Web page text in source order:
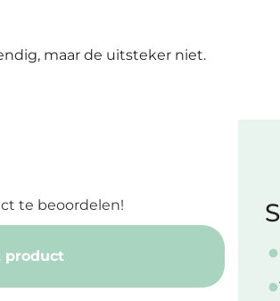
maar de uitsteker niet.
te beoordelen!
product